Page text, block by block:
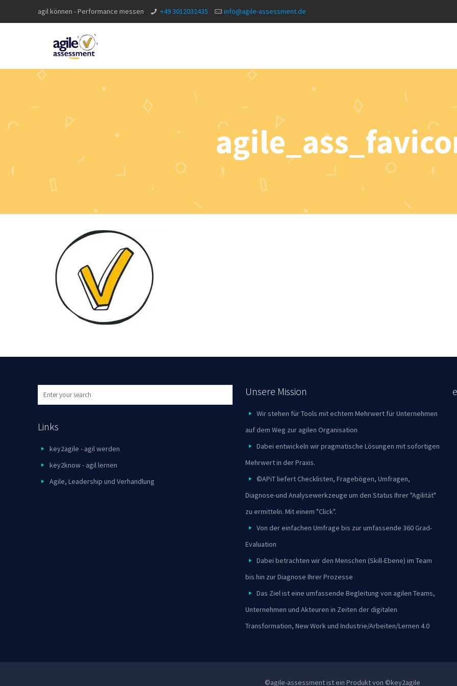
agil können - Performance messen +49 3012032435 info@agile-assessment.de
Links
key2agile - agil werden
key2know - agil lernen
Agile, Leadership und Verhandlung
Unsere Mission
Wir stehen für Tools mit echtem Mehrwert für Unternehmen
auf dem Weg zur agilen Organisation
Dabei entwickeln wir pragmatische Lösungen mit sofortigen
Mehrwert in der Praxis.
©APiT liefert Checklisten, Fragebögen, Umfragen,
Diagnose-und Analysewerkzeuge um den Status Ihrer "Agilität"
zu ermitteln. Mit einem "Click".
Von der einfachen Umfrage bis zur umfassende 360 Grad-
Evaluation
Dabei betrachten wir den Menschen (Skill-Ebene) im Team
bis hin zur Diagnose Ihrer Prozesse
Das Ziel ist eine umfassende Begleitung von agilen Teams,
Unternehmen und Akteuren in Zeiten der digitalen
Transformation, New Work und Industrie/Arbeiten/Lernen 4.0
©agile-assessment ist ein Produkt von ©key2agile